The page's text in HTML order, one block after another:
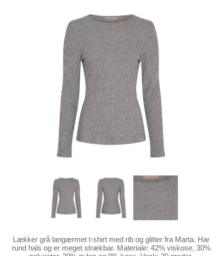
Lækker grå langærmet t-shirt med rib og glitter fra Marta. Har
rund hals og er meget strækbar. Materiale: 42% viskose, 30%